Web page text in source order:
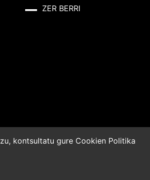
ZER BERRI
kontsultatu gure Cookien Politika